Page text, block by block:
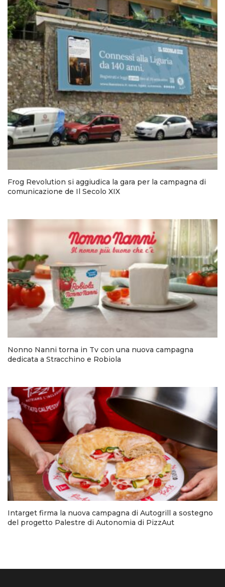
Frog Revolution si aggiudica la gara per la campagna di
comunicazione de Il Secolo XIX
Nonno Nanni torna in Tv con una nuova campagna
dedicata a Stracchino e Robiola
Intarget firma la nuova campagna di Autogrill a sostegno
del progetto Palestre di Autonomia di PizzAut